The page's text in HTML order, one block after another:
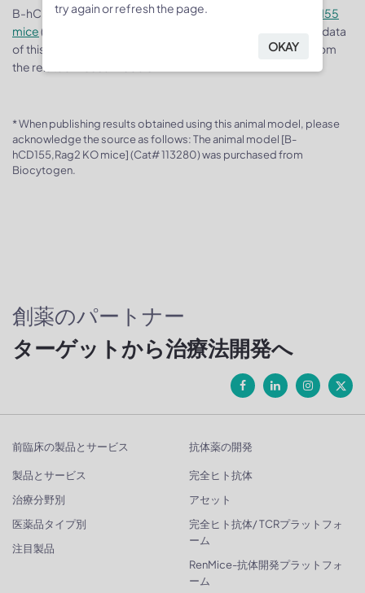
B-hCD155,Rag2 KO mice were obtained by mating
B-hCD155
mice( 110759) and
(110809). For validation data
of this mouse model, you can refer to the validation data from
the related mouse models.
* When publishing results obtained using this animal model, please
acknowledge the source as follows: The animal model [B-
hCD155,Rag2 KO mice] (Cat# 113280) was purchased from
Biocytogen.
創薬のパートナー
ターゲットから治療法開発へ
前臨床の製品とサービス
製品とサービス
治療分野別
医薬品タイプ別
注目製品
抗体薬の開発
完全ヒト抗体
アセット
完全ヒト抗体/ TCRプラットフォ
ーム
RenMice-抗体開発プラットフォ
ーム
try again or refresh the page.
OKAY